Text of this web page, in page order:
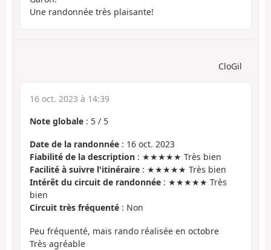
Une randonnée très plaisante!
CloGil
16 oct. 2023 à 14:39
Note globale : 5 / 5
Date de la randonnée : 16 oct. 2023
Fiabilité de la description : ★★★★★ Très bien
Facilité à suivre l'itinéraire : ★★★★★ Très bien
Intérêt du circuit de randonnée : ★★★★★ Très
bien
Circuit très fréquenté : Non
Peu fréquenté, mais rando réalisée en octobre
Très agréable